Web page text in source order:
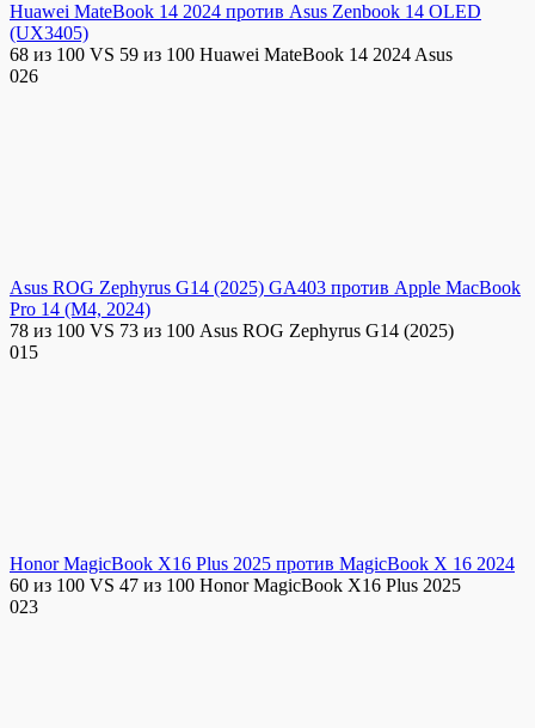
Huawei MateBook 14 2024 против Asus Zenbook 14 OLED
(UX3405)
68 из 100 VS 59 из 100 Huawei MateBook 14 2024 Asus
026
Asus ROG Zephyrus G14 (2025) GA403 против Apple MacBook
Pro 14 (M4, 2024)
78 из 100 VS 73 из 100 Asus ROG Zephyrus G14 (2025)
015
Honor MagicBook X16 Plus 2025 против MagicBook X 16 2024
60 из 100 VS 47 из 100 Honor MagicBook X16 Plus 2025
023